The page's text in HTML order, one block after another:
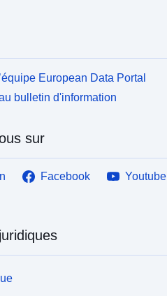
European Data Portal
bulletin d'information
sur
Facebook
Youtube